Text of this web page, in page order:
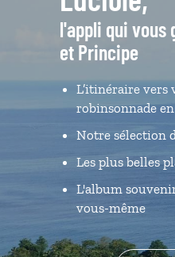
l'appli qui vous
et Principe
L’itinéraire vers
robinsonnade
Notre sélection
Les plus belles
L'album
vous-même